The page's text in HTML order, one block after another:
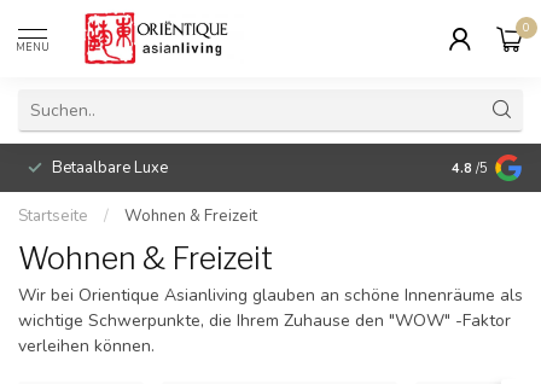
MENU
0
Betaalbare Luxe 4.8 /5
Startseite / Wohnen & Freizeit
Wohnen & Freizeit
Wir bei Orientique Asianliving glauben an schöne Innenräume als
wichtige Schwerpunkte, die Ihrem Zuhause den "WOW" -Faktor
verleihen können.